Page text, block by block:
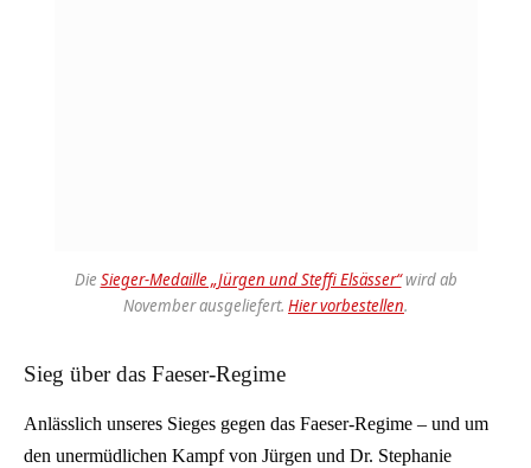
Die Sieger-Medaille „Jürgen und Steffi Elsässer“wird ab
November ausgeliefert. Hier vorbestellen.
Sieg über das Faeser-Regime
Anlässlich unseres Sieges gegen das Faeser-Regime – und um
den unermüdlichen Kampf von Jürgen und Dr. Stephanie